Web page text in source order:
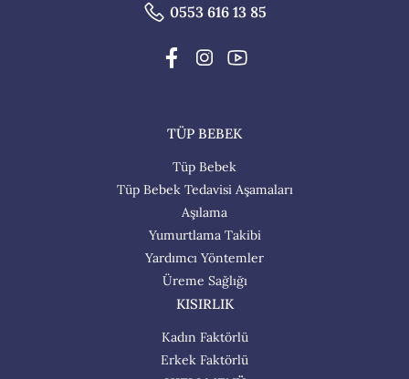
0553 616 13 85
TÜP BEBEK
Tüp Bebek
Tüp Bebek Tedavisi Aşamaları
Aşılama
Yumurtlama Takibi
Yardımcı Yöntemler
Üreme Sağlığı
KISIRLIK
Kadın Faktörlü
Erkek Faktörlü